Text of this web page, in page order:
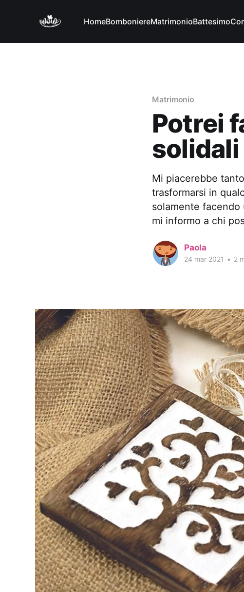
HomeBomboniereMatrimonioBattesimo
Matrimonio
Potrei
Mi piacerebbe
trasformarsi in
solamente facendo
mi informo a chi
Paola
24 mar 2021 • 2